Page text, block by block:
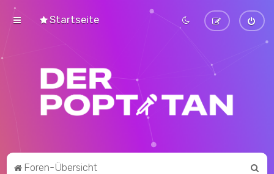
Startseite
Foren-Übersicht